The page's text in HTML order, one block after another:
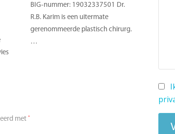
BIG-nummer: 19032337501 Dr.
R.B. Karim is een uitermate
gerenommeerde plastisch chirurg.
…
met *